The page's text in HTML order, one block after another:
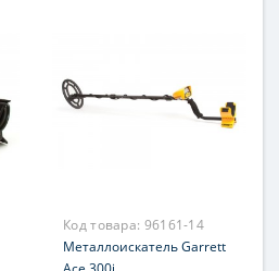
Код товара: 96161-14
Металлоискатель Garrett